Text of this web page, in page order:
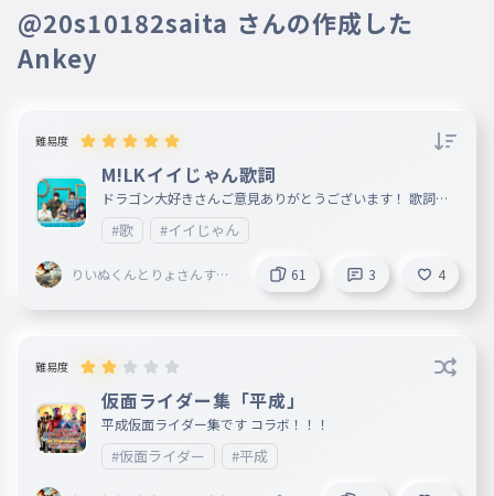
022 fjfjfjfjfjfjfjfjfjfjfjfjfjfjfjfjfjfjfj
23
024
２４
fjfjfjfjfjfjfjfjfjfjfjfjfjfjfjfjfjfjfjfjfj
24
２５！！！
fjfjfjfjfjfjfjfjfjfjfjfjfjfjfjfjfjfjfjfjfjfj
026
書くことない
fjfjfjfjfjfjfjfjfjfjfjfjfjfjfjfjfjfjfjfjfjfjfj
26
ひま
りいぬくんとりょ
2025年07月14日
ってみてください！
https://ankey.io/wordbooks/d1q4f
7q9io6g02vravcg
りいぬくんとりょ
さんすき🪽🎀👑 ☃
ありがとうございます
ビジュいいじゃんとかどうですか
りいぬくんとりょ
さんすき🪽🎀👑 ☃
💎 🕶️🕹️ 🐶🐉🏙️
作成者 2025年07月10日
曲のタイピング作ろうと思うんです
@20s10182saita さんの作成した
Ankey
難易度
M!LKイイじゃん歌詞
ドラゴン大好きさんご意見ありがとうございます！ 歌詞タ
イピング初めてだから６０いったｗ 最後まで行ったらめっ
ちゃすごい！
#歌 #イイじゃん
りいぬくんとりょさんすき
61 3 4
難易度
仮面ライダー集「平成」
平成仮面ライダー集です コラボ！！！
#仮面ライダー #平成